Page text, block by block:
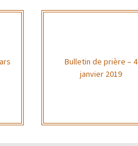
Bulletin de prière – 4
janvier 2019